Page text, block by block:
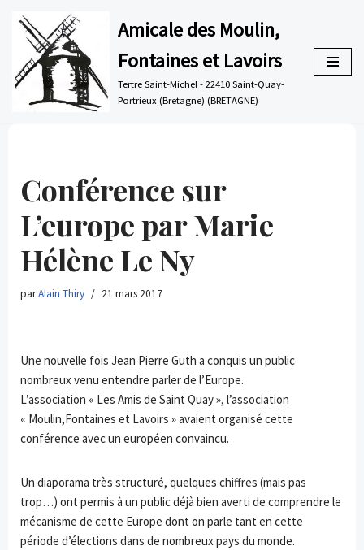
Aller
au
contenu
Amicale des Moulin,
Fontaines et Lavoirs
Tertre Saint-Michel - 22410 Saint-Quay-
Portrieux (Bretagne) (BRETAGNE)
Conférence sur
L’europe par Marie
Hélène Le Ny
parAlain Thiry 21 mars 2017
Une nouvelle fois Jean Pierre Guth a conquis un public
nombreux venu entendre parler de l’Europe.
L’association « Les Amis de Saint Quay », l’association
« Moulin,Fontaines et Lavoirs » avaient organisé cette
conférence avec un européen convaincu.
Un diaporama très structuré, quelques chiffres (mais pas
trop…) ont permis à un public déjà bien averti de comprendre le
mécanisme de cette Europe dont on parle tant en cette
période d’élections dans de nombreux pays du monde.